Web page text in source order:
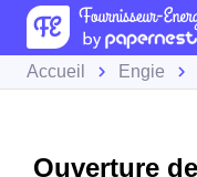
Accueil Engie